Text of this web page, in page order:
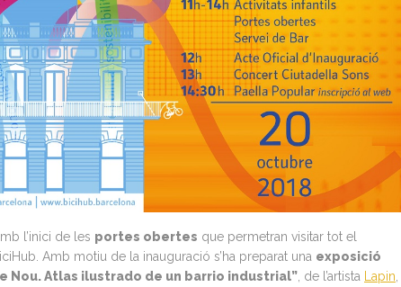
l’inici de les portes obertes que permetran visitar tot el
Amb motiu de la inauguració s’ha preparat una exposició
Nou. Atlas ilustrado de un barrio industrial” , de l’artista Lapin